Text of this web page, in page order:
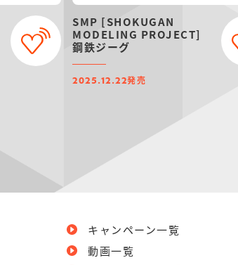
SMP [SHOKUGAN
MODELING PROJECT]
鋼鉄ジーグ
2025.12.22発売
キャンペーン一覧
動画一覧